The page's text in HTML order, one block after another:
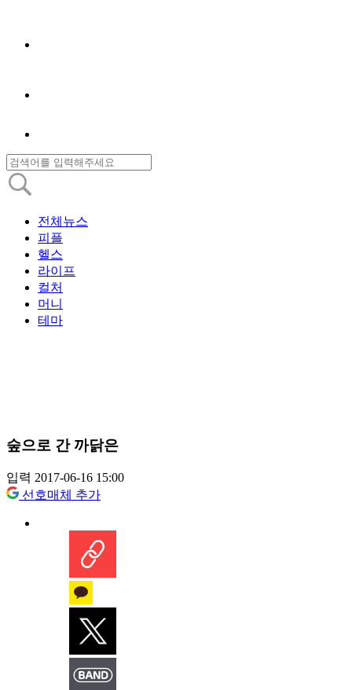
전체뉴스
피플
헬스
라이프
컬처
머니
테마
숲으로 간 까닭은
입력 2017-06-16 15:00
선호매체 추가